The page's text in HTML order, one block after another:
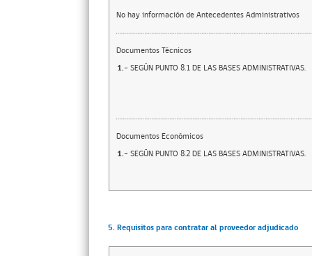
No hay información de Antecedentes Administrativos
Documentos Técnicos
1.- SEGÚN PUNTO 8.1 DE LAS BASES ADMINISTRATIVAS.
Documentos Económicos
1.- SEGÚN PUNTO 8.2 DE LAS BASES ADMINISTRATIVAS.
5. Requisitos para contratar al proveedor adjudicado